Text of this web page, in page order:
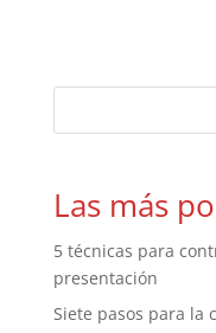
Las más
5 técnicas para
presentación
Siete pasos para la